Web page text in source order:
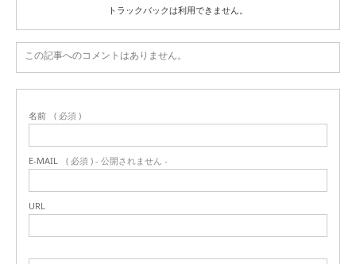
トラックバックは利用できません。
この記事へのコメントはありません。
名前 ( 必須 )
E-MAIL ( 必須 ) - 公開されません -
URL